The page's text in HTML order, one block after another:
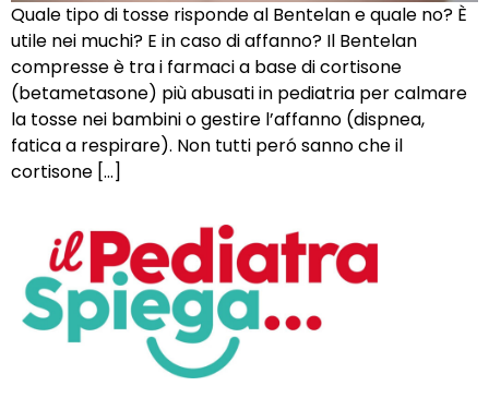
Quale tipo di tosse risponde al Bentelan e quale no? È
utile nei muchi? E in caso di affanno? Il Bentelan
compresse è tra i farmaci a base di cortisone
(betametasone) più abusati in pediatria per calmare
la tosse nei bambini o gestire l’affanno (dispnea,
fatica a respirare). Non tutti peró sanno che il
cortisone […]